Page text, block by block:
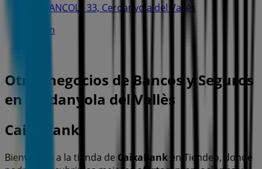
C. FRANCOLI, 33, Cerdanyola del Vallès
535 m
Otros negocios de Bancos y Seguros
en Cerdanyola del Vallès
CaixaBank
Bienvenido a la tienda de CaixaBank en Tiendeo, donde